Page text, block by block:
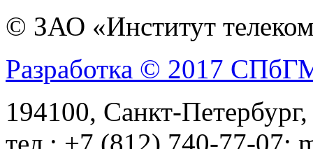
© ЗАО «Институт
Разработка © 2017
194100, Санкт-